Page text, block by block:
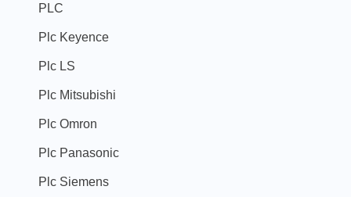
PLC
Plc Keyence
Plc LS
Plc Mitsubishi
Plc Omron
Plc Panasonic
Plc Siemens